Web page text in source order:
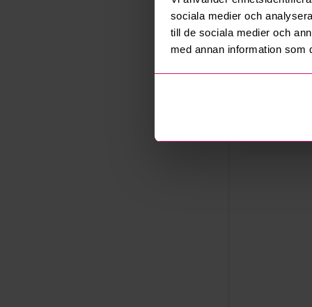
sociala medier och
till de sociala medier och
med annan information som
Utlämning
Måndag
Adress